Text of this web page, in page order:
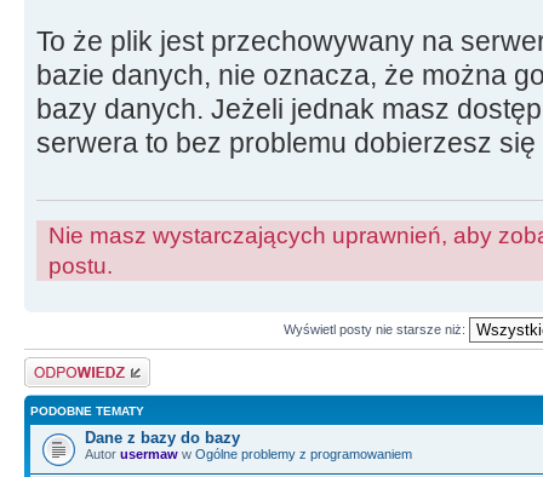
To że plik jest przechowywany na
bazie danych, nie oznacza, że można
bazy danych. Jeżeli jednak masz
serwera to bez problemu dobierzesz
Nie masz wystarczających uprawnień, aby
postu.
Wyświetl posty nie starsze niż:
Odpowiedz
PODOBNE TEMATY
Dane z bazy do bazy
Autor usermaw w Ogólne problemy z programowaniem